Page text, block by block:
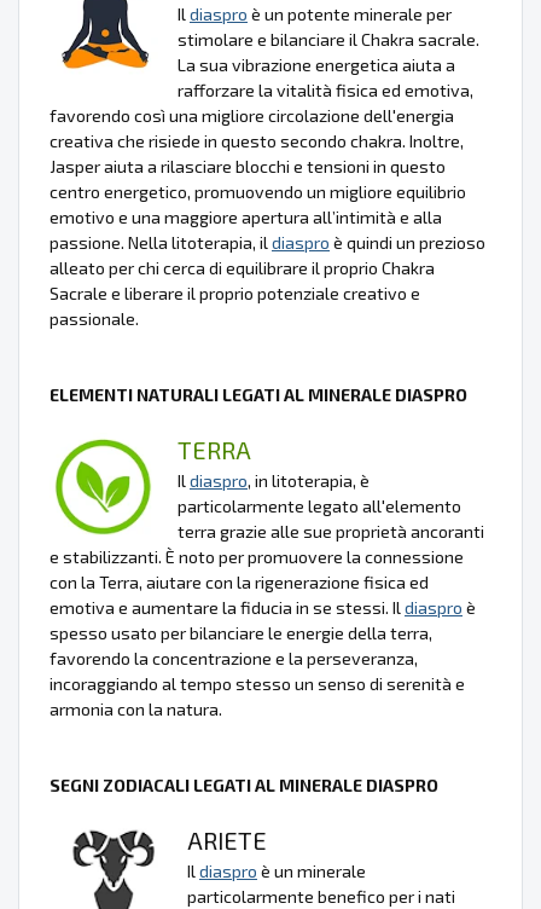
Il diaspro è un potente minerale per
stimolare e bilanciare il Chakra sacrale.
La sua vibrazione energetica aiuta a
rafforzare la vitalità fisica ed emotiva,
favorendo così una migliore circolazione dell'energia
creativa che risiede in questo secondo chakra. Inoltre,
Jasper aiuta a rilasciare blocchi e tensioni in questo
centro energetico, promuovendo un migliore equilibrio
emotivo e una maggiore apertura all’intimità e alla
passione. Nella litoterapia, il diaspro è quindi un prezioso
alleato per chi cerca di equilibrare il proprio Chakra
Sacrale e liberare il proprio potenziale creativo e
passionale.
ELEMENTI NATURALI LEGATI AL MINERALE DIASPRO
TERRA
Il diaspro, in litoterapia, è
particolarmente legato all'elemento
terra grazie alle sue proprietà ancoranti
e stabilizzanti. È noto per promuovere la connessione
con la Terra, aiutare con la rigenerazione fisica ed
emotiva e aumentare la fiducia in se stessi. Il diaspro è
spesso usato per bilanciare le energie della terra,
favorendo la concentrazione e la perseveranza,
incoraggiando al tempo stesso un senso di serenità e
armonia con la natura.
SEGNI ZODIACALI LEGATI AL MINERALE DIASPRO
ARIETE
Il diaspro è un minerale
particolarmente benefico per i nati